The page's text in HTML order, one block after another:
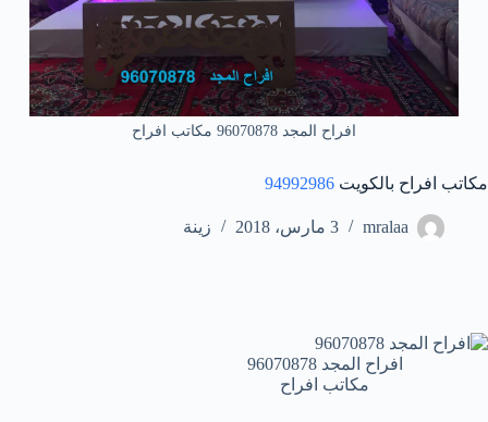
افراح المجد 96070878 مكاتب افراح
مكاتب افراح بالكويت 94992986
mralaa 3 مارس، 2018 زينة
افراح المجد 96070878
مكاتب افراح